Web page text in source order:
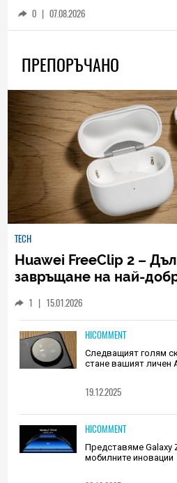
0 | 07.08.2026
ПРЕПОРЪЧАНО
TECH
Huawei FreeClip 2 –
завръщане на най-
1 | 15.01.2026
HICOMMENT
Следващият голям
стане вашият личен
19.12.2025
HICOMMENT
Представяме Galaxy
мобилните иновации